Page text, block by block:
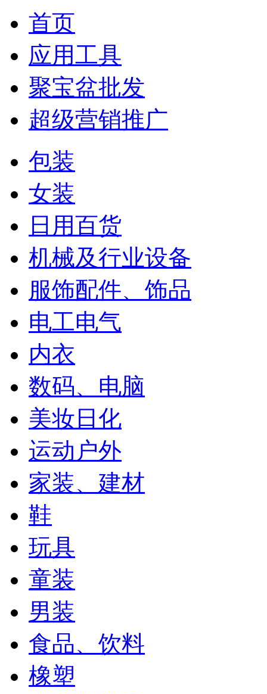
首页
应用工具
聚宝盆批发
超级营销推广
包装
女装
日用百货
机械及行业设备
服饰配件、饰品
电工电气
内衣
数码、电脑
美妆日化
运动户外
家装、建材
鞋
玩具
童装
男装
食品、饮料
橡塑